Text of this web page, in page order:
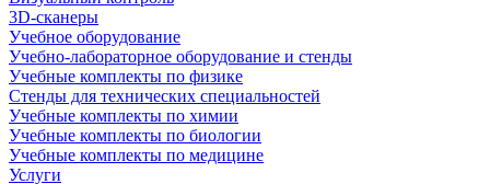
3D-сканеры
Учебное оборудование
Учебно-лабораторное оборудование и стенды
Учебные комплекты по физике
Стенды для технических специальностей
Учебные комплекты по химии
Учебные комплекты по биологии
Учебные комплекты по медицине
Услуги